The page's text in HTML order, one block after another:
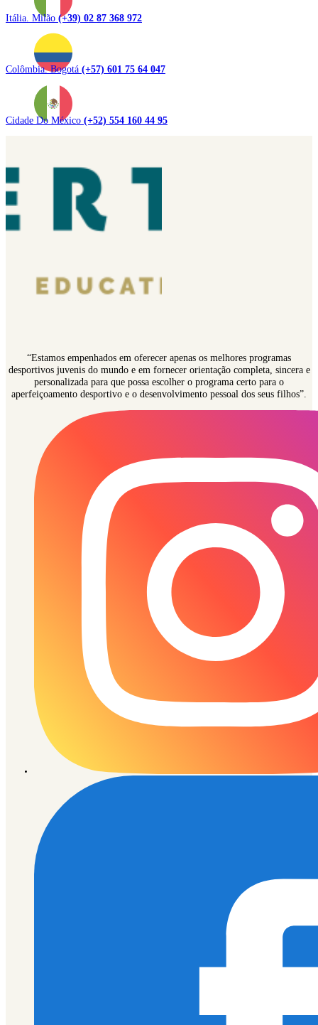
Itália. Milão (+39) 02 87 368 972
Colômbia. Bogotá (+57) 601 75 64 047
Cidade Do México (+52) 554 160 44 95
“Estamos empenhados em oferecer apenas os melhores programas
desportivos juvenis do mundo e em fornecer orientação completa, sincera e
personalizada para que possa escolher o programa certo para o
aperfeiçoamento desportivo e o desenvolvimento pessoal dos seus filhos”.